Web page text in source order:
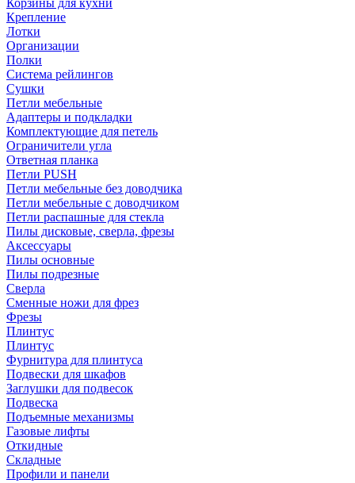
Корзины для кухни
Крепление
Лотки
Организации
Полки
Система рейлингов
Сушки
Петли мебельные
Адаптеры и подкладки
Комплектующие для петель
Ограничители угла
Ответная планка
Петли PUSH
Петли мебельные без доводчика
Петли мебельные с доводчиком
Петли распашные для стекла
Пилы дисковые, сверла, фрезы
Аксессуары
Пилы основные
Пилы подрезные
Сверла
Сменные ножи для фрез
Фрезы
Плинтус
Плинтус
Фурнитура для плинтуса
Подвески для шкафов
Заглушки для подвесок
Подвеска
Подъемные механизмы
Газовые лифты
Откидные
Складные
Профили и панели